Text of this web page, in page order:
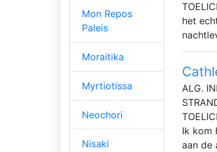
het
ALG.
Ik kom
aan de
Mon Repos
Paleis
Moraitika
Myrtiotissa
Neochori
Nisaki